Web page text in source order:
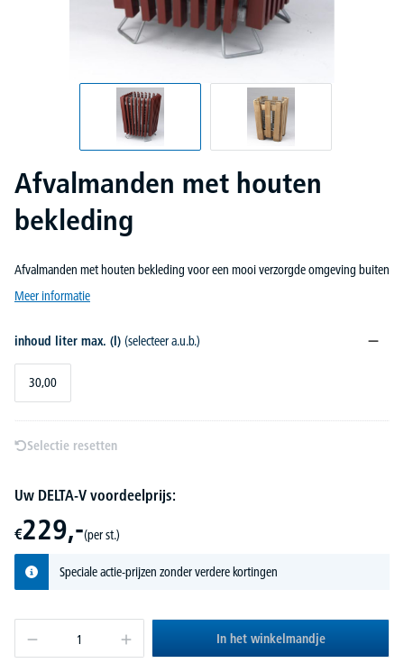
Afvalmanden met houten
bekleding
Afvalmanden met houten bekleding voor een mooi verzorgde omgeving buiten
Meer informatie
inhoud liter max. (l) (selecteer a.u.b.)
30,00
Selectie resetten
Uw DELTA-V voordeelprijs:
€229,-(per st.)
Speciale actie-prijzen zonder verdere kortingen
In het winkelmandje